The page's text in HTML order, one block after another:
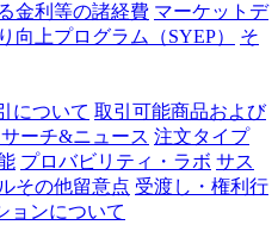
金利等の諸経費 マーケットデ
向上プログラム（SYEP）
そ
について 取引可能商品および
サーチ&ニュース 注文タイプ
プロバビリティ・ラボ サス
その他留意点 受渡し・権利行
ョンについて